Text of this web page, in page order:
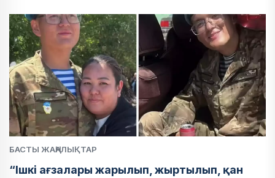
БАСТЫ ЖАҢАЛЫҚТАР
“Ішкі ағзалары жарылып, жыртылып, қан